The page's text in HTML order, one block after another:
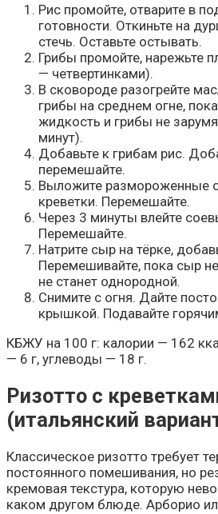
Рис промойте, отварите в
готовности. Откиньте на
стечь. Оставьте остывать.
Грибы промойте, нарежьте
— четвертинками).
В сковороде разогрейте
грибы на среднем огне,
жидкость и грибы не
минут).
Добавьте к грибам рис.
перемешайте.
Выложите размороженные
креветки. Перемешайте.
Через 3 минуты влейте
Перемешайте.
Натрите сыр на тёрке,
Перемешивайте, пока сыр
не станет однородной.
Снимите с огня. Дайте
крышкой. Подавайте
КБЖУ на 100 г: калории — 162
— 6 г, углеводы — 18 г.
Ризотто с
(итальянский
Классическое ризотто требует
постоянного помешивания, но
кремовая текстура, которую
каком другом блюде. Арборио